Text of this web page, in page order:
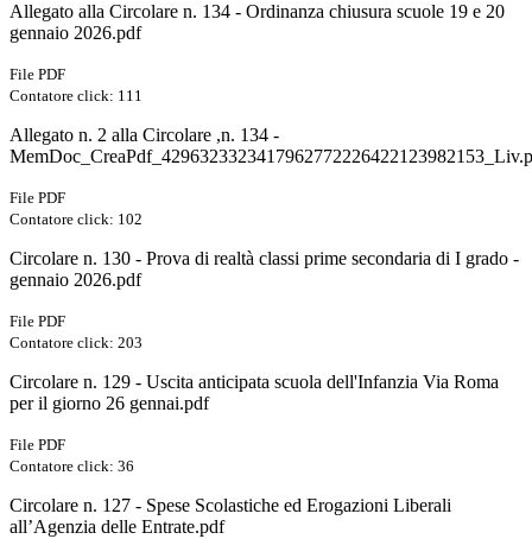
Allegato alla Circolare n. 134 - Ordinanza chiusura scuole 19 e 20
gennaio 2026.pdf
File PDF
Contatore click: 111
Allegato n. 2 alla Circolare ,n. 134 -
File PDF
Contatore click: 102
Circolare n. 130 - Prova di realtà classi prime secondaria di I grado -
gennaio 2026.pdf
File PDF
Contatore click: 203
Circolare n. 129 - Uscita anticipata scuola dell'Infanzia Via Roma
per il giorno 26 gennai.pdf
File PDF
Contatore click: 36
Circolare n. 127 - Spese Scolastiche ed Erogazioni Liberali
all’Agenzia delle Entrate.pdf